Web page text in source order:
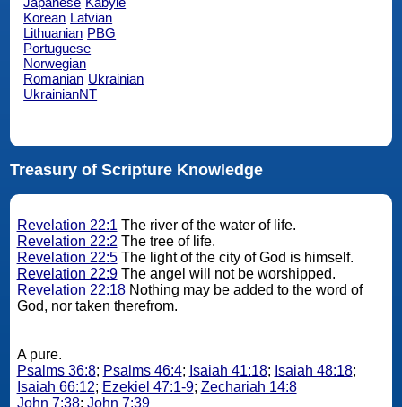
Korean Latvian
Lithuanian PBG
Portuguese
Norwegian
Romanian Ukrainian
UkrainianNT
Treasury of Scripture Knowledge
Revelation 22:1 The river of the water of life.
Revelation 22:2 The tree of life.
Revelation 22:5The light of the city of God is himself.
Revelation 22:9The angel will not be worshipped.
Revelation 22:18Nothing may be added to the word of
God, nor taken therefrom.
A pure.
Psalms 36:8; Psalms 46:4; Isaiah 41:18; Isaiah 48:18;
Isaiah 66:12; Ezekiel 47:1-9; Zechariah 14:8
John 7:38; John 7:39